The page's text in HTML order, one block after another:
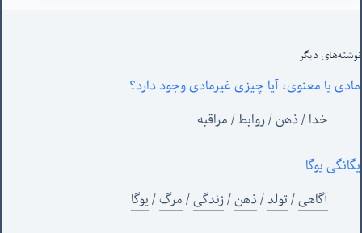
نوشته‌های‌ دیگر
مادی یا معنوی، آیا چیزی غیرمادی وجود دارد؟
خدا/ذهن/روابط/مراقبه
یگانگی یوگا
آگاهی/تولد/ذهن/زندگی/مرگ/یوگا